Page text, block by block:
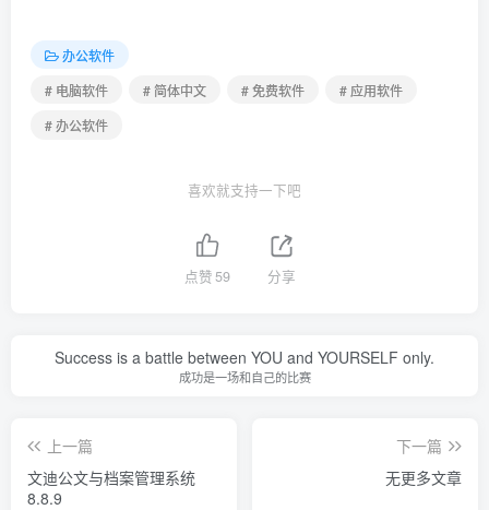
办公软件
# 电脑软件
# 简体中文 # 免费软件
# 应用软件
# 办公软件
喜欢就支持一下吧
点赞 59 分享
Success is a battle between YOU and YOURSELF only.
成功是一场和自己的比赛
上一篇
文迪公文与档案管理系统
8.8.9
下一篇
无更多文章